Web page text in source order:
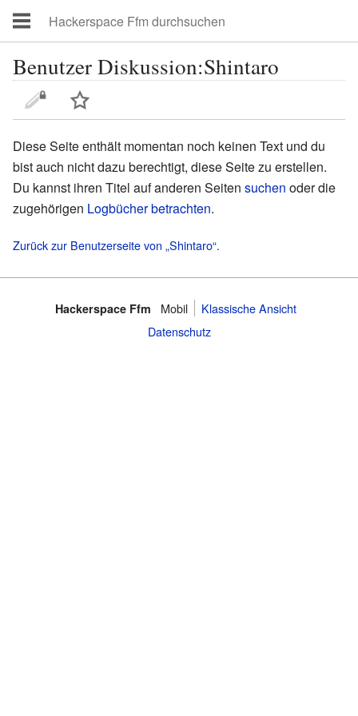
Benutzer Diskussion:Shintaro
Diese Seite enthält momentan noch keinen Text und du
bist auch nicht dazu berechtigt, diese Seite zu erstellen.
Du kannst ihren Titel auf anderen Seiten suchen oder die
zugehörigen Logbücher betrachten.
Zurück zur Benutzerseite von „Shintaro“.
Hackerspace Ffm Mobil
Klassische Ansicht
Datenschutz